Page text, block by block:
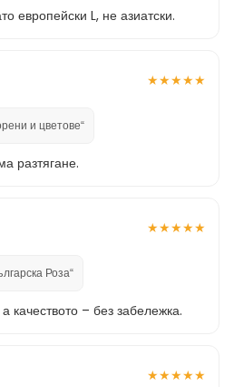
европейски L, не азиатски.
★★★★★
и цветове“
разтягане.
★★★★★
Роза“
качеството – без забележка.
★★★★★